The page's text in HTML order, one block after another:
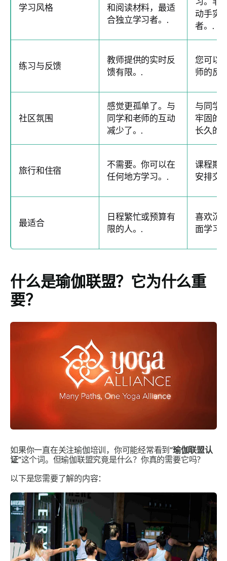
学习风格
和阅读材料，最适
合独立学习者。.
动手实
者。.
练习与反馈
教师提供的实时反
馈有限。.
您可以
师的反
社区氛围
感觉更孤单了。与
同学和老师的互动
减少了。.
与同学
牢固的
长久的
旅行和住宿
不需要。你可以在
任何地方学习。.
课程期
安排交
最适合
日程繁忙或预算有
限的人。.
喜欢沉
面学习
什么是瑜伽联盟？它为什么重
要？
如果你一直在关注瑜伽培训，你可能经常看到“瑜伽联盟认
证”这个词。但瑜伽联盟究竟是什么？你真的需要它吗？
以下是您需要了解的内容：